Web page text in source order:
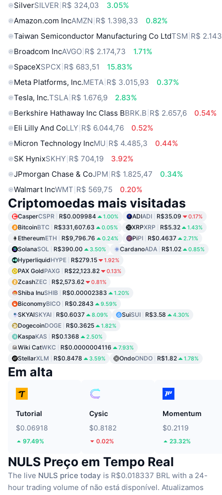
SilverSILVER R$ 324,03
3.05%
Amazon.com IncAMZN R$ 1.398,33
0.82%
Taiwan Semiconductor Manufacturing Co LtdTSM R$
Broadcom IncAVGO R$ 2.174,73
1.71%
SpaceXSPCX R$ 683,51
15.83%
Meta Platforms, Inc.META R$ 3.015,93
0.37%
Tesla, Inc.TSLA R$ 1.676,9
2.83%
Berkshire Hathaway Inc Class BBRK.B R$ 2.657,6
0.54%
Eli Lilly And CoLLY R$ 6.044,76
0.52%
Micron Technology IncMU R$ 4.485,3
0.44%
SK HynixSKHY R$ 704,19
3.92%
JPmorgan Chase & CoJPM R$ 1.825,47
0.34%
Walmart IncWMT R$ 569,75 0.20%
Criptomoedas mais visitadas
CasperCSPR R$0.009984 1.00% ADIADI R$35.09 0.17%
BitcoinBTC R$331,607.63 0.05% XRPXRP R$5.32 1.43%
EthereumETH R$9,796.76 0.24% PiPI R$0.4637 2.71%
SolanaSOL R$390.00 3.50% CardanoADA R$1.02 0.85%
HyperliquidHYPE R$279.15 1.92%
PAX GoldPAXG R$22,123.82 0.13%
ZcashZEC R$2,573.62 0.81%
Shiba InuSHIB R$0.00002383 1.20%
BiconomyBICO R$0.2843 9.59%
SKYAISKYAI R$0.6037 8.09% SuiSUI R$3.58 4.30%
DogecoinDOGE R$0.3625 1.82%
KaspaKAS R$0.1368 2.50%
Wiki CatWKC R$0.0000004116 7.93%
StellarXLM R$0.8478 3.59% OndoONDO R$1.82 1.78%
Em alta
Tutorial
$0.06918
97.49%
Cysic
$0.8182
0.02%
Momentum
$0.2119
23.32%
NULS Preço em Tempo Real
The live NULS price today is R$0.018337 BRL with a 24-
hour trading volume of não está disponível. Atualizamos